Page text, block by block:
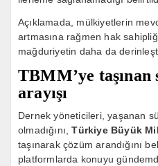
Açıklamada, mülkiyetlerin
artmasına rağmen hak
mağduriyetin daha da
TBMM’ye taşınan
arayışı
Dernek yöneticileri, yaşanan
olmadığını,Türkiye Büyük
taşınarak çözüm arandığını
platformlarda konuyu